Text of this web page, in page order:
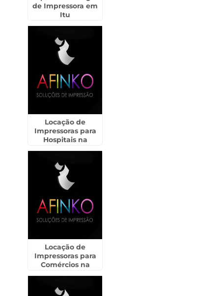
de Impressora em
Itu
Locação de
Impressoras para
Hospitais na
Locação de
Impressoras para
Comércios na